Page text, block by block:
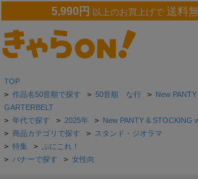
5,990円 以上のお買上げで 送料
TOP
> 作品名50音順で探す > 50音順 な行 > New
GARTERBELT
> 年代で探す > 2025年 > New PANTY & STOCKING
> 商品カテゴリで探す > スタンド・ジオラマ
> 特集 > ぷにこれ！
> バナーで探す > 女性向